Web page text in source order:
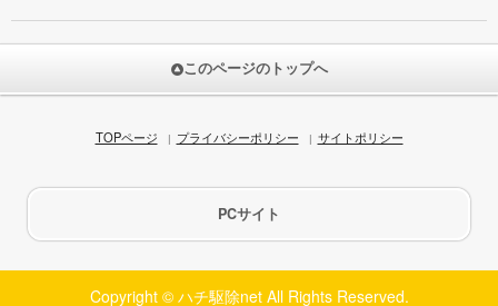
このページのトップへ
TOPページ プライバシーポリシー サイトポリシー
PCサイト
Copyright © ハチ駆除net All Rights Reserved.